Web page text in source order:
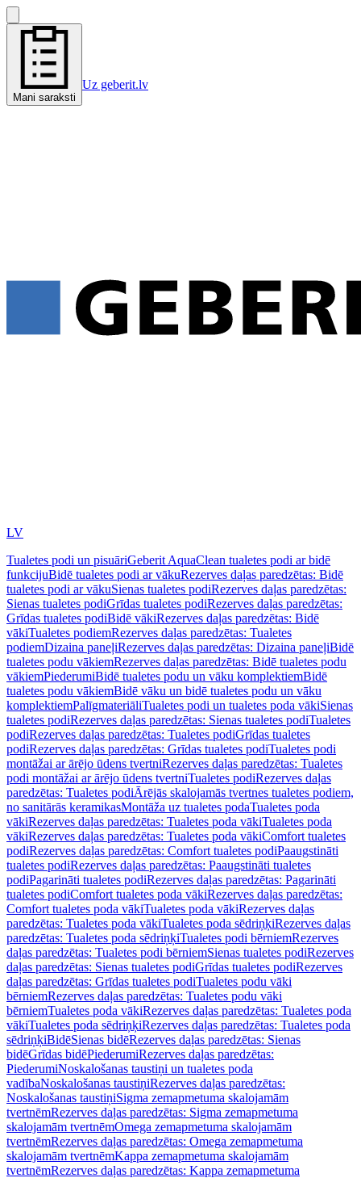
Mani saraksti
Uz geberit.lv
LV
Tualetes podi un pisuāriGeberit AquaClean tualetes podi ar bidē
funkcijuBidē tualetes podi ar vākuRezerves daļas paredzētas: Bidē
tualetes podi ar vākuSienas tualetes podiRezerves daļas paredzētas:
Sienas tualetes podiGrīdas tualetes podiRezerves daļas paredzētas:
Grīdas tualetes podiBidē vākiRezerves daļas paredzētas: Bidē
vākiTualetes podiemRezerves daļas paredzētas: Tualetes
podiemDizaina paneļiRezerves daļas paredzētas: Dizaina paneļiBidē
tualetes podu vākiemRezerves daļas paredzētas: Bidē tualetes podu
vākiemPiederumiBidē tualetes podu un vāku komplektiemBidē
tualetes podu vākiemBidē vāku un bidē tualetes podu un vāku
komplektiemPalīgmateriāliTualetes podi un tualetes poda vākiSienas
tualetes podiRezerves daļas paredzētas: Sienas tualetes podiTualetes
podiRezerves daļas paredzētas: Tualetes podiGrīdas tualetes
podiRezerves daļas paredzētas: Grīdas tualetes podiTualetes podi
montāžai ar ārējo ūdens tvertniRezerves daļas paredzētas: Tualetes
podi montāžai ar ārējo ūdens tvertniTualetes podiRezerves daļas
paredzētas: Tualetes podiĀrējās skalojamās tvertnes tualetes podiem,
no sanitārās keramikasMontāža uz tualetes podaTualetes poda
vākiRezerves daļas paredzētas: Tualetes poda vākiTualetes poda
vākiRezerves daļas paredzētas: Tualetes poda vākiComfort tualetes
podiRezerves daļas paredzētas: Comfort tualetes podiPaaugstināti
tualetes podiRezerves daļas paredzētas: Paaugstināti tualetes
podiPagarināti tualetes podiRezerves daļas paredzētas: Pagarināti
tualetes podiComfort tualetes poda vākiRezerves daļas paredzētas:
Comfort tualetes poda vākiTualetes poda vākiRezerves daļas
paredzētas: Tualetes poda vākiTualetes poda sēdriņķiRezerves daļas
paredzētas: Tualetes poda sēdriņķiTualetes podi bērniemRezerves
daļas paredzētas: Tualetes podi bērniemSienas tualetes podiRezerves
daļas paredzētas: Sienas tualetes podiGrīdas tualetes podiRezerves
daļas paredzētas: Grīdas tualetes podiTualetes podu vāki
bērniemRezerves daļas paredzētas: Tualetes podu vāki
bērniemTualetes poda vākiRezerves daļas paredzētas: Tualetes poda
vākiTualetes poda sēdriņķiRezerves daļas paredzētas: Tualetes poda
sēdriņķiBidēSienas bidēRezerves daļas paredzētas: Sienas
bidēGrīdas bidēPiederumiRezerves daļas paredzētas:
PiederumiNoskalošanas taustiņi un tualetes poda
vadībaNoskalošanas taustiņiRezerves daļas paredzētas:
Noskalošanas taustiņiSigma zemapmetuma skalojamām
tvertnēmRezerves daļas paredzētas: Sigma zemapmetuma
skalojamām tvertnēmOmega zemapmetuma skalojamām
tvertnēmRezerves daļas paredzētas: Omega zemapmetuma
skalojamām tvertnēmKappa zemapmetuma skalojamām
tvertnēmRezerves daļas paredzētas: Kappa zemapmetuma